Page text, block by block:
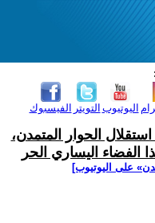
الفيسبوك التويتر اليوتيوب
الحوار المتمدن،
الفضاء اليساري الحر
على اليوتيوب]